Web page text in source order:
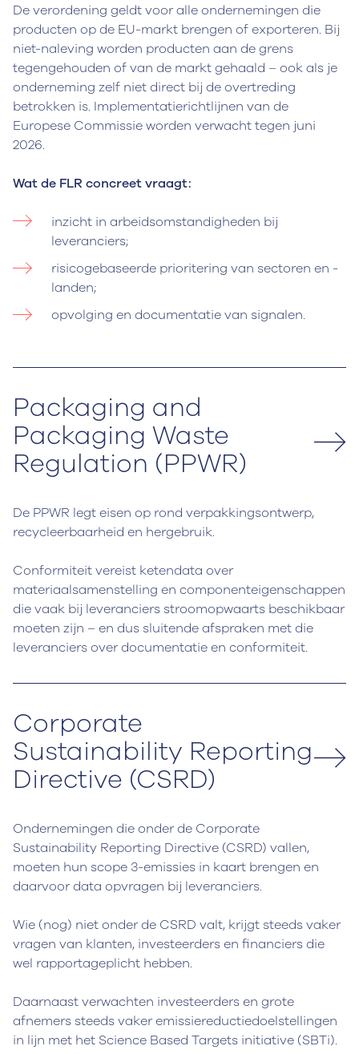
De verordening geldt voor alle ondernemingen die
producten op de EU-markt brengen of exporteren. Bij
niet-naleving worden producten aan de grens
tegengehouden of van de markt gehaald – ook als je
onderneming zelf niet direct bij de overtreding
betrokken is. Implementatierichtlijnen van de
Europese Commissie worden verwacht tegen juni
2026.
Wat de FLR concreet vraagt:
inzicht in arbeidsomstandigheden bij
leveranciers;
risicogebaseerde prioritering van sectoren en -
landen;
opvolging en documentatie van signalen.
Packaging and
Packaging Waste
Regulation (PPWR)
De PPWR legt eisen op rond verpakkingsontwerp,
recycleerbaarheid en hergebruik.
Conformiteit vereist ketendata over
materiaalsamenstelling en componenteigenschappen
die vaak bij leveranciers stroomopwaarts beschikbaar
moeten zijn – en dus sluitende afspraken met die
leveranciers over documentatie en conformiteit.
Corporate
Sustainability Reporting
Directive (CSRD)
Ondernemingen die onder de Corporate
Sustainability Reporting Directive (CSRD) vallen,
moeten hun scope 3-emissies in kaart brengen en
daarvoor data opvragen bij leveranciers.
Wie (nog) niet onder de CSRD valt, krijgt steeds vaker
vragen van klanten, investeerders en financiers die
wel rapportageplicht hebben.
Daarnaast verwachten investeerders en grote
afnemers steeds vaker emissiereductiedoelstellingen
in lijn met het Science Based Targets initiative (SBTi).